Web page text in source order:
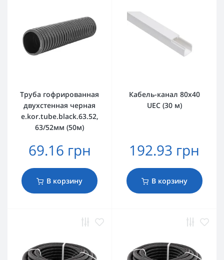
Труба гофрированная
двухстенная черная
e.kor.tube.black.63.52,
63/52мм (50м)
69.16 грн
В корзину
Кабель-канал 80х40
UEC (30 м)
192.93 грн
В корзину